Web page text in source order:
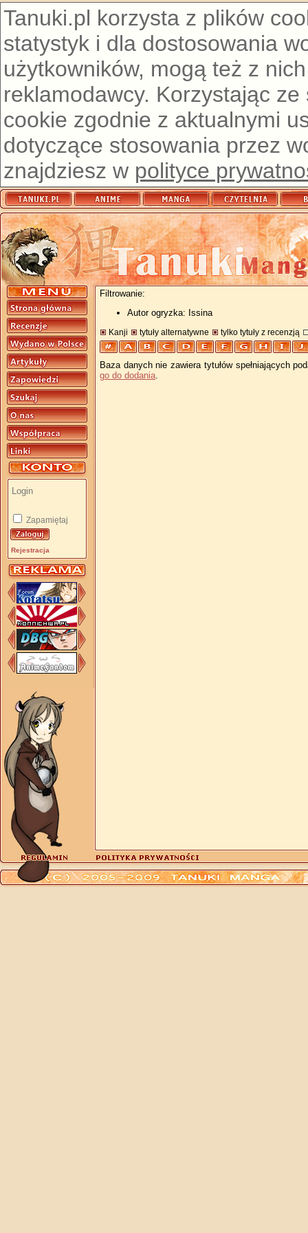
Tanuki.pl korzysta z plików
statystyk i dla dostosowania
użytkowników, mogą też z
reklamodawcy. Korzystając
cookie zgodnie z aktualnymi
dotyczące stosowania przez
znajdziesz w polityce
Zapamiętaj
Rejestracja
Filtrowanie:
Autor ogryzka: Issina
Kanji tytuły alternatywne tylko tytuły z recenzją
Baza danych nie zawiera tytułów spełniających
go do dodania.